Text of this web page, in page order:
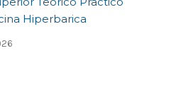
Hiperbarica